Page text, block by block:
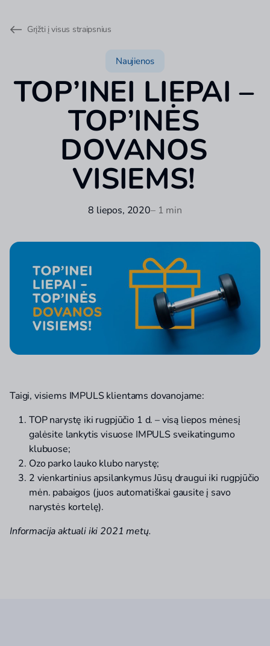
Grįžti į visus straipsnius
Naujienos
TOP’INEI LIEPAI –
TOP’INĖS
DOVANOS
VISIEMS!
8 liepos, 2020– 1 min
Taigi, visiems IMPULS klientams dovanojame:
TOP narystę iki rugpjūčio 1 d. – visą liepos mėnesį
galėsite lankytis visuose IMPULS sveikatingumo
klubuose;
Ozo parko lauko klubo narystę;
2 vienkartinius apsilankymus Jūsų draugui iki rugpjūčio
mėn. pabaigos (juos automatiškai gausite į savo
narystės kortelę).
Informacija aktuali iki 2021 metų.